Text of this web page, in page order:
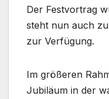
Der Festvortrag
steht nun auch
zur Verfügung.
Im größeren
Jubiläum in der